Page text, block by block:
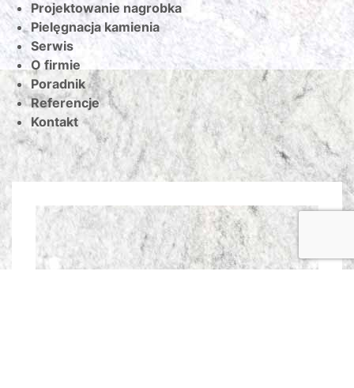
Projektowanie nagrobka
Pielęgnacja kamienia
Serwis
O firmie
Poradnik
Referencje
Kontakt